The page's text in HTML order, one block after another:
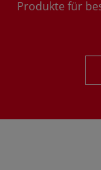
Produkte für